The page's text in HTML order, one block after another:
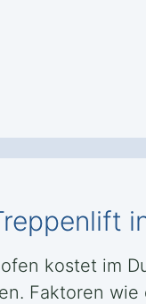
kostet im
Faktoren